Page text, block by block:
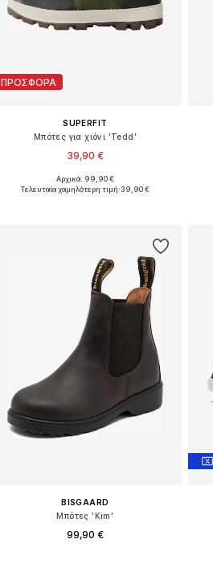
ΠΡΟΣΦΟΡΑ
SUPERFIT
Μπότες για χιόνι 'Tedd'
39,90 €
Διαθέσιμο σε πολλά μεγέθη
Αρχικά: 99,90 €
Τελευταία χαμηλότερη τιμή:39,90 €
BISGAARD
Μπότες 'Kim'
99,90 €